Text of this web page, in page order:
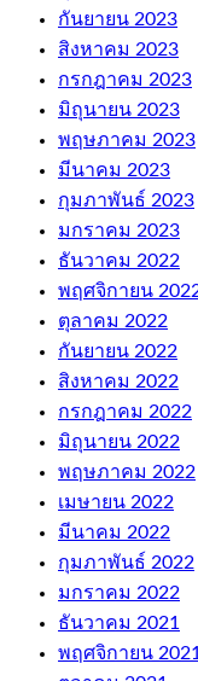
กันยายน 2023
สิงหาคม 2023
กรกฎาคม 2023
มิถุนายน 2023
พฤษภาคม 2023
มีนาคม 2023
กุมภาพันธ์ 2023
มกราคม 2023
ธันวาคม 2022
พฤศจิกายน
ตุลาคม 2022
กันยายน 2022
สิงหาคม 2022
กรกฎาคม 2022
มิถุนายน 2022
พฤษภาคม 2022
เมษายน 2022
มีนาคม 2022
กุมภาพันธ์ 2022
มกราคม 2022
ธันวาคม 2021
พฤศจิกายน 2021